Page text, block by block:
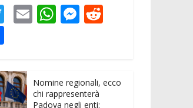
T
er
E W
A
M
n t
n
di
Nomine regionali, ecco
chi rappresenterà
Padova negli enti: